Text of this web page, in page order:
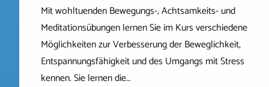
Mit wohltuenden Bewegungs-, Achtsamkeits- und
Meditationsübungen lernen Sie im Kurs verschiedene
Möglichkeiten zur Verbesserung der Beweglichkeit,
Entspannungsfähigkeit und des Umgangs mit Stress
kennen. Sie lernen die…